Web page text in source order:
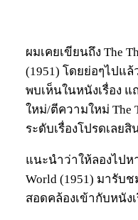
ผมเคยเขียนถึง The
(1951) โดยย่อๆไปแ
พบเห็นในหนังเรื่อง แ
ใหม่/ตีความใหม่ The
ระดับเรื่องโปรดเลยสิ
แนะนำว่าให้ลองไปห
World (1951) มารับ
สอดคล้องเข้ากับหนัง